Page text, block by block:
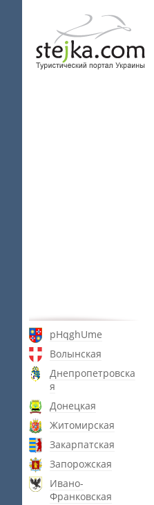
pHqghUme
Волынская
Днепропетровска
я
Донецкая
Житомирская
Закарпатская
Запорожская
Ивано-
Франковская